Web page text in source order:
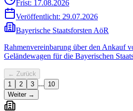
Frist: 17.08.2026
Veröffentlicht: 29.07.2026
Bayerische Staatsforsten AöR
Rahmenvereinbarung über den Ankauf
Geländewagen für die Bayerischen
← Zurück
1
2 3 ...
10
Weiter →